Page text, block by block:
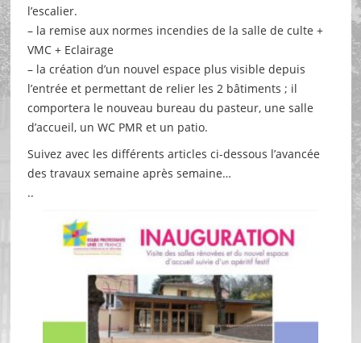
l’escalier.
– la remise aux normes incendies de la salle de culte +
VMC + Eclairage
– la création d’un nouvel espace plus visible depuis
l’entrée et permettant de relier les 2 bâtiments ; il
comportera le nouveau bureau du pasteur, une salle
d’accueil, un WC PMR et un patio.
Suivez avec les différents articles ci-dessous l’avancée
des travaux semaine après semaine…
..